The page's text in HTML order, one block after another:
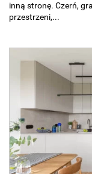
inną stronę. Czerń,
przestrzeni,...